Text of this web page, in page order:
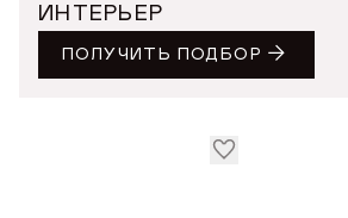
ИНТЕРЬЕР
ПОЛУЧИТЬ ПОДБОР